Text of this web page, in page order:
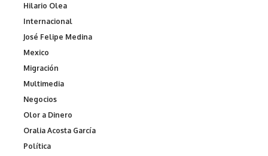
Hilario Olea
Internacional
José Felipe Medina
Mexico
Migración
Multimedia
Negocios
Olor a Dinero
Oralia Acosta García
Política